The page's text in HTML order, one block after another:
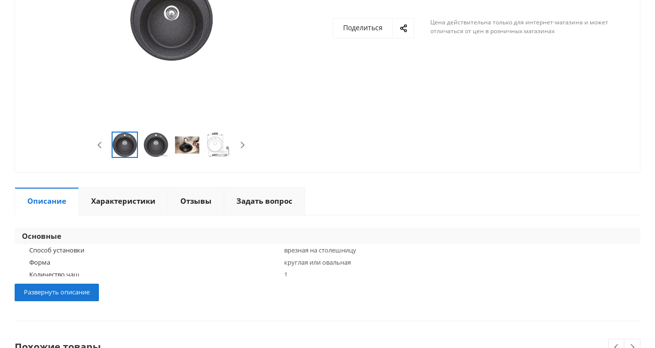
Поделиться
Цена действительна только для интернет-магазина и может
отличаться от цен в розничных магазинах
Описание Характеристики Отзывы Задать вопрос
Основные
Способ установки
врезная на столешницу
Форма
круглая или овальная
Количество чаш
1
Материал
Глубина чаши
Развернуть описание